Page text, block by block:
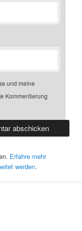
und meine
Kommentierung
Erfahre mehr
werden.